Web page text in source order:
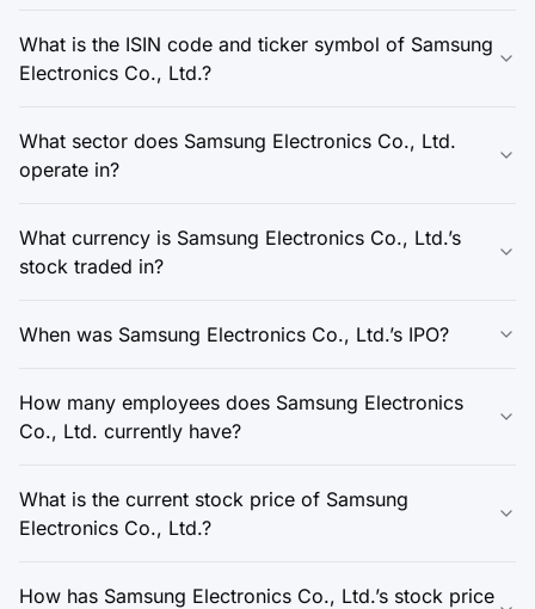
What is the ISIN code and ticker symbol of Samsung
Electronics Co., Ltd.?
What sector does Samsung Electronics Co., Ltd.
operate in?
What currency is Samsung Electronics Co., Ltd.’s
stock traded in?
When was Samsung Electronics Co., Ltd.’s IPO?
How many employees does Samsung Electronics
Co., Ltd. currently have?
What is the current stock price of Samsung
Electronics Co., Ltd.?
How has Samsung Electronics Co., Ltd.’s stock price